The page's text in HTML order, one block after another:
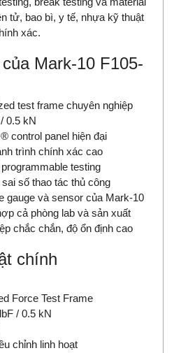
tử, bao bì, y tế, nhựa kỹ thuật
xác.
Mark-10 F105-
test frame chuyên nghiệp
0.5 kN
control panel hiện đại
trình chính xác cao
testing
số thao tác thủ công
gauge và sensor của Mark-10
cả phòng lab và sản xuất
chắc chắn, độ ổn định cao
chính
Force Test Frame
/ 0.5 kN
chỉnh linh hoạt